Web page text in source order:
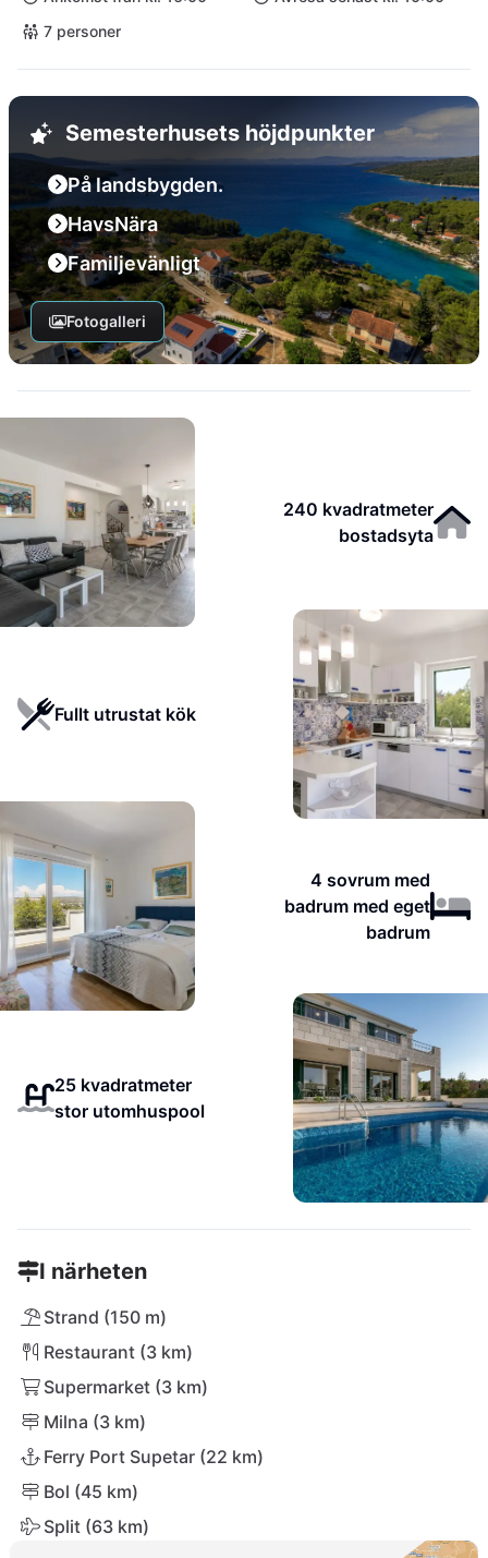
7 personer
Semesterhusets höjdpunkter
På landsbygden.
HavsNära
Familjevänligt
Fotogalleri
240 kvadratmeter
bostadsyta
Fullt utrustat kök
4 sovrum med
badrum med eget
badrum
25 kvadratmeter
stor utomhuspool
I närheten
Strand (150 m)
Restaurant (3 km)
Supermarket (3 km)
Milna (3 km)
Ferry Port Supetar (22 km)
Bol (45 km)
Split (63 km)